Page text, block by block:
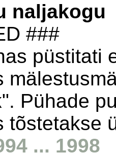
naljakogu
###
püstitati
Pühade
tõstetakse
... 1998